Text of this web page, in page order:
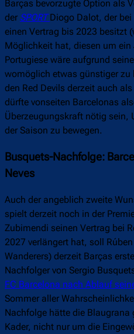
Barças bevorzugte Option als
der SPORTDiogo Dalot, der
einen Vertrag bis 2023 besitzt
Möglichkeit hat, diesen um ein
Portugiese wäre aufgrund
womöglich etwas günstiger zu
den Red Devils derzeit auch
dürfte vonseiten Barcelonas
Überzeugungskraft nötig sein,
der Saison zu bewegen.
Busquets-Nachfolge:
Neves
Auch der angeblich zweite
spielt derzeit noch in der
Zubimendi seinen Vertrag bei
2027 verlängert hat, soll
Wanderers) derzeit Barças
Nachfolger von Sergio
FC Barcelona nach Ablauf
Sommer aller
Nachfolge hätte die Blaugrana
Kader, nicht nur um die